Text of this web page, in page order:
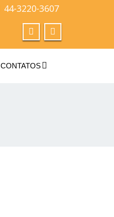
44-3220-3607
CONTATOS